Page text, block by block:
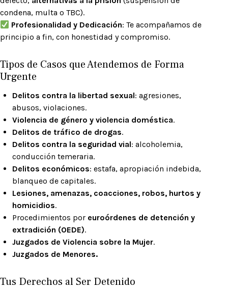
condena, multa o TBC).
Profesionalidad y Dedicación: Te acompañamos de
principio a fin, con honestidad y compromiso.
Tipos de Casos que Atendemos de Forma
Urgente
Delitos contra la libertad sexual: agresiones,
abusos, violaciones.
Violencia de género y violencia doméstica.
Delitos de tráfico de drogas.
Delitos contra la seguridad vial: alcoholemia,
conducción temeraria.
Delitos económicos: estafa, apropiación indebida,
blanqueo de capitales.
Lesiones, amenazas, coacciones, robos, hurtos y
homicidios.
Procedimientos por euroórdenes de detención y
extradición (OEDE).
Juzgados de Violencia sobre la Mujer.
Juzgados de Menores.
Tus Derechos al Ser Detenido